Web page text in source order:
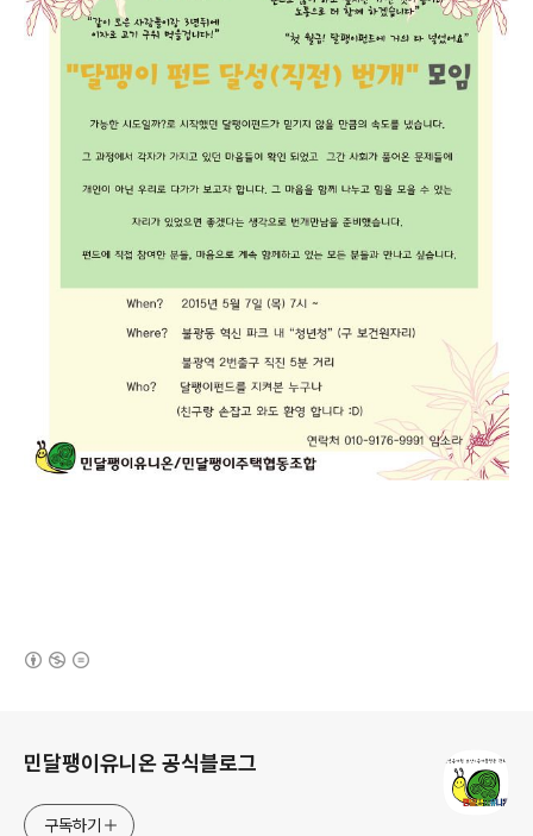
민달팽이유니온 공식블로그
구독하기